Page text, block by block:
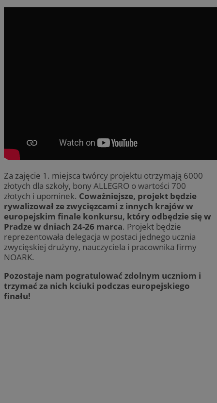
Za zajęcie 1. miejsca twórcy projektu otrzymają 6000
złotych dla szkoły, bony ALLEGRO o wartości 700
złotych i upominek. Coważniejsze, projekt będzie
rywalizował ze zwycięzcami z innych krajów w
europejskim finale konkursu, który odbędzie się w
Pradze w dniach 24-26 marca. Projekt będzie
reprezentowała delegacja w postaci jednego ucznia
zwycięskiej drużyny, nauczyciela i pracownika firmy
NOARK.
Pozostaje nam pogratulować zdolnym uczniom i
trzymać za nich kciuki podczas europejskiego
finału!